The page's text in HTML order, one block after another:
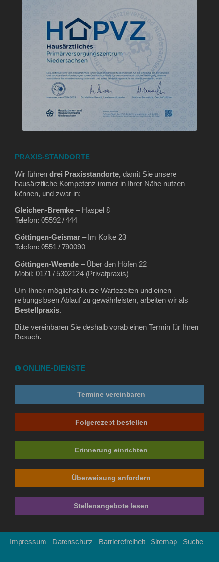
PRAXIS-STANDORTE
Wir führen drei Praxisstandorte, damit Sie unsere
hausärztliche Kompetenz immer in Ihrer Nähe nutzen
können, und zwar in:
Gleichen‑Bremke – Haspel 8
Telefon: 05592 / 444
Göttingen‑Geismar – Im Kolke 23
Telefon: 0551 / 790090
Göttingen‑Weende – Über den Höfen 22
Mobil: 0171 / 5302124 (Privatpraxis)
Um Ihnen möglichst kurze Wartezeiten und einen
reibungslosen Ablauf zu gewährleisten, arbeiten wir als
Bestellpraxis.
Bitte vereinbaren Sie deshalb vorab einen Termin für Ihren
Besuch.
ONLINE-DIENSTE
Termine vereinbaren
Folgerezept bestellen
Erinnerung einrichten
Überweisung anfordern
Stellenangebote lesen
Impressum Datenschutz Barrierefreiheit Sitemap Suche